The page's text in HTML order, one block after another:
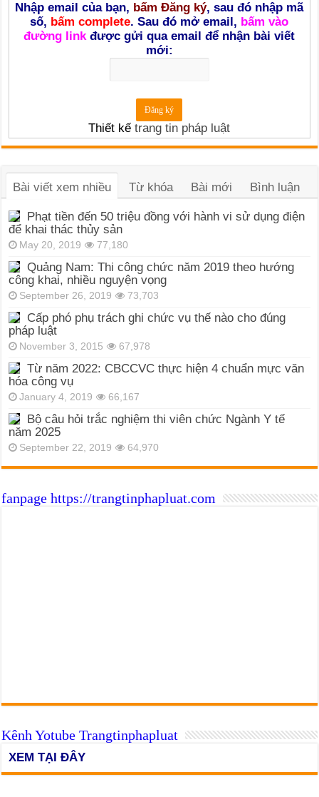
Nhập email của bạn, bấm Đăng ký, sau đó nhập mã
số, bấm complete. Sau đó mở email, bấm vào
đường linkđược gửi qua email để nhận bài viết
mới:
Thiết kếtrang tin pháp luật
Bài viết xem nhiều Từ khóa Bài mới Bình luận
Phạt tiền đến 50 triệu đồng với hành vi sử dụng điện
để khai thác thủy sản
May 20, 2019 77,180
Quảng Nam: Thi công chức năm 2019 theo hướng
công khai, nhiều nguyện vọng
September 26, 2019 73,703
Cấp phó phụ trách ghi chức vụ thế nào cho đúng
pháp luật
November 3, 2015 67,978
Từ năm 2022: CBCCVC thực hiện 4 chuẩn mực văn
hóa công vụ
January 4, 2019 66,167
Bộ câu hỏi trắc nghiệm thi viên chức Ngành Y tế
năm 2025
September 22, 2019 64,970
fanpage https://trangtinphapluat.com
Kênh Yotube Trangtinphapluat
XEM TẠI ĐÂY